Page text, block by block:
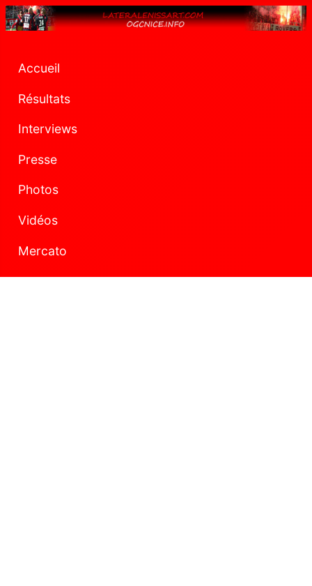
Accueil
Résultats
Interviews
Presse
Photos
Vidéos
Mercato